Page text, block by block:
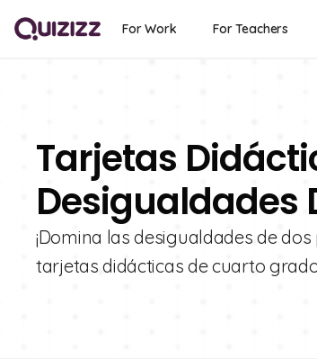
For Work For Teachers
Tarjetas
Desigualdades
¡Domina las desigualdades de
tarjetas didácticas de cuarto